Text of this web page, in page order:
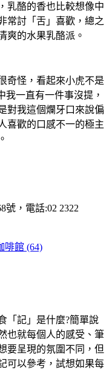
乳酪的香也比較想像中
常討「舌」喜歡，總之
爽的水果乳酪派。
奇怪，看起來小虎不是
我一直有一件事沒提，
對我這個爛牙口來說偏
喜歡的口感不一的極主
號，電話:02 2322
啡館 (64)
「記」是什麼?簡單說
也就每個人的感受、筆
要呈現的氛圍不同，但
可以參考，試想如果每